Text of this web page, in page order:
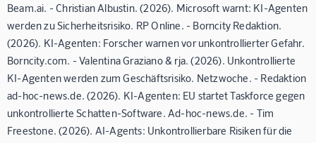
Beam.ai. - Christian Albustin. (2026). Microsoft warnt: KI-Agenten
werden zu Sicherheitsrisiko. RP Online. - Borncity Redaktion.
(2026). KI-Agenten: Forscher warnen vor unkontrollierter Gefahr.
Borncity.com. - Valentina Graziano & rja. (2026). Unkontrollierte
KI-Agenten werden zum Geschäftsrisiko. Netzwoche. - Redaktion
ad-hoc-news.de. (2026). KI-Agenten: EU startet Taskforce gegen
unkontrollierte Schatten-Software. Ad-hoc-news.de. - Tim
Freestone. (2026). AI-Agents: Unkontrollierbare Risiken für die